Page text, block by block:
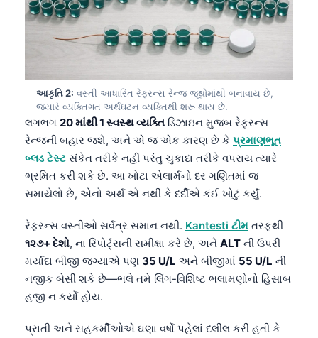
આકૃતિ 2: વસ્તી આધારિત રેફરન્સ રેન્જ જૂથોમાંથી બનાવાય છે,
જ્યારે વ્યક્તિગત અર્થઘટન વ્યક્તિથી શરૂ થાય છે.
લગભગ 20 માંથી 1 સ્વસ્થ વ્યક્તિ ડિઝાઇન મુજબ રેફરન્સ
રેન્જની બહાર જશે, અને એ જ એક કારણ છે કે પ્રમાણભૂત
બ્લડ ટેસ્ટ સંકેત તરીકે નહીં પરંતુ ચુકાદા તરીકે વપરાય ત્યારે
ભ્રમિત કરી શકે છે. આ ખોટા એલાર્મનો દર ગણિતમાં જ
સમાયેલો છે, એનો અર્થ એ નથી કે દર્દીએ કંઈ ખોટું કર્યું.
રેફરન્સ વસ્તીઓ સર્વત્ર સમાન નથી. Kantesti ટીમ તરફથી
૧૨૭+ દેશો, ના રિપોર્ટ્સની સમીક્ષા કરે છે, અને ALT ની ઉપરી
મર્યાદા બીજી જગ્યાએ પણ 35 U/L અને બીજીમાં 55 U/L ની
નજીક બેસી શકે છે—ભલે તમે લિંગ-વિશિષ્ટ ભલામણોનો હિસાબ
હજી ન કર્યો હોય.
પ્રાતી અને સહકર્મીઓએ ઘણા વર્ષો પહેલાં દલીલ કરી હતી કે